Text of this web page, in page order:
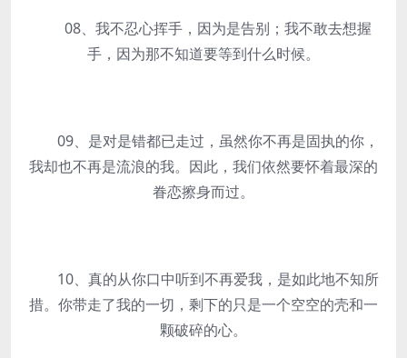
08、我不忍心挥手，因为是告别；我不敢去想握
手，因为那不知道要等到什么时候。
09、是对是错都已走过，虽然你不再是固执的你，
我却也不再是流浪的我。因此，我们依然要怀着最深的
眷恋擦身而过。
10、真的从你口中听到不再爱我，是如此地不知所
措。你带走了我的一切，剩下的只是一个空空的壳和一
颗破碎的心。